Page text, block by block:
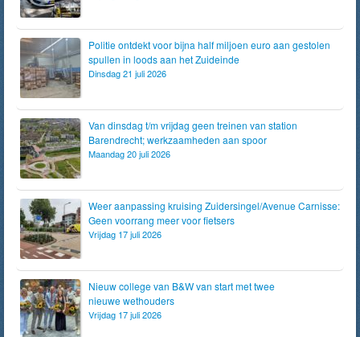
Politie ontdekt voor bijna half miljoen euro aan gestolen
spullen in loods aan het Zuideinde
Dinsdag 21 juli 2026
Van dinsdag t/m vrijdag geen treinen van station
Barendrecht; werkzaamheden aan spoor
Maandag 20 juli 2026
Weer aanpassing kruising Zuidersingel/Avenue Carnisse:
Geen voorrang meer voor fietsers
Vrijdag 17 juli 2026
Nieuw college van B&W van start met twee
nieuwe wethouders
Vrijdag 17 juli 2026